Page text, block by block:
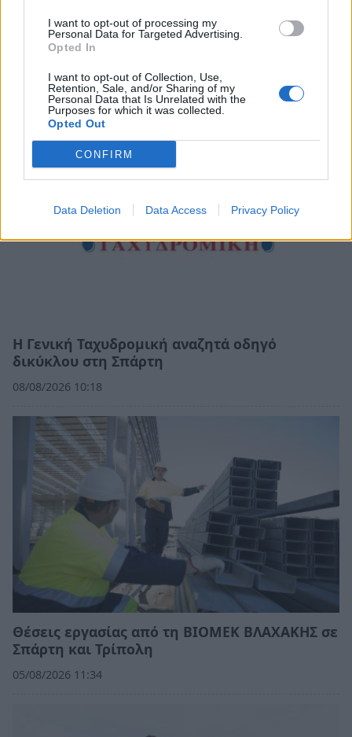
I want to opt-out of processing my
Personal Data for Targeted Advertising.
Opted In
I want to opt-out of Collection, Use,
Retention, Sale, and/or Sharing of my
Personal Data that Is Unrelated with the
Purposes for which it was collected.
Opted Out
CONFIRM
Data Deletion Data Access Privacy Policy
Προαστιακός: Προχωρά η επέκταση της
γραμμής προς το Λουτράκι – Οι νέοι σταθμοί
(video)
08/08/2026 11:34
Η Γενική Ταχυδρομική αναζητά οδηγό
δικύκλου στη Σπάρτη
08/08/2026 10:18
Θέσεις εργασίας από τη ΒΙΟΜΕΚ ΒΛΑΧΑΚΗΣ σε
Σπάρτη και Τρίπολη
05/08/2026 11:34